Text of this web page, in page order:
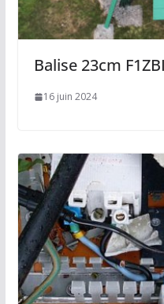
Balise 23cm
16 juin 2024